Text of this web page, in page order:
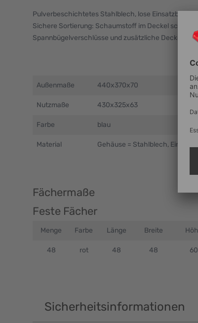
Pulverbeschichtetes Stahlblech, lose Einsatzboxen
Sichere Sortierung: Schaumstoff im Deckel schließt
Spannbügelverschlüsse und zusätzliche
Außenmaße 440x370x70
Nutzmaße 430x325x63
Farbe blau
Material Gehäuse = Stahlblech, Einsatz =
Fächermaße
Feste Fächer
Menge Farbe Länge Breite
48 rot 48 48 60
Sicherheitsinformationen